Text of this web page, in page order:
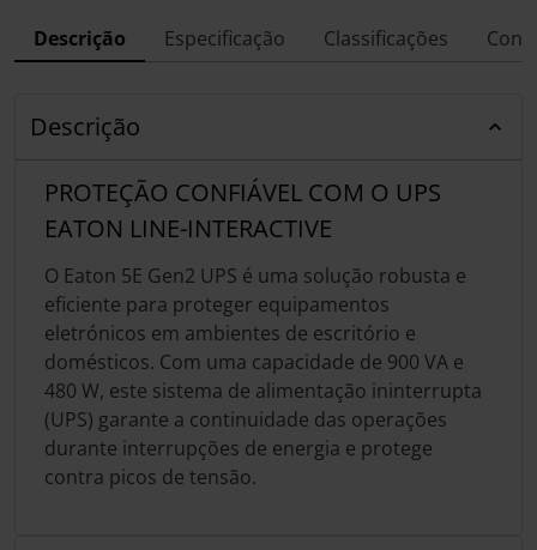
Descrição Especificação Classificações
Descrição
PROTEÇÃO CONFIÁVEL COM O UPS
EATON LINE-INTERACTIVE
O Eaton 5E Gen2 UPS é uma solução robusta e
eficiente para proteger equipamentos
eletrónicos em ambientes de escritório e
domésticos. Com uma capacidade de 900 VA e
480 W, este sistema de alimentação ininterrupta
(UPS) garante a continuidade das operações
durante interrupções de energia e protege
contra picos de tensão.